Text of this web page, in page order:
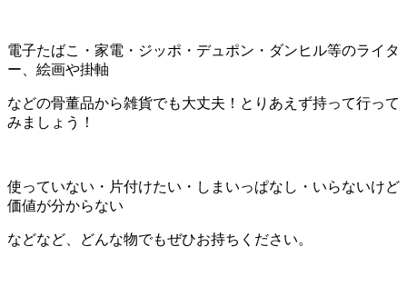
電子たばこ・家電・ジッポ・デュポン・ダンヒル等のライタ
ー、絵画や掛軸
などの骨董品から雑貨でも大丈夫！とりあえず持って行って
みましょう！
使っていない・片付けたい・しまいっぱなし・いらないけど
価値が分からない
などなど、どんな物でもぜひお持ちください。